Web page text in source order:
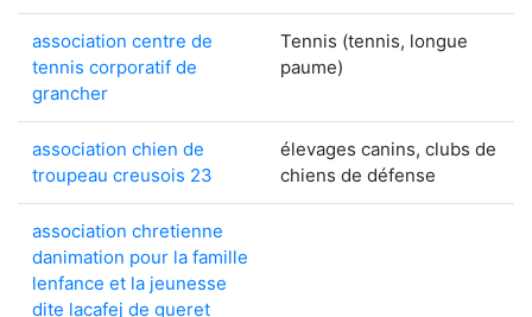
association centre de
tennis corporatif de
grancher
Tennis (tennis, longue
paume)
association chien de
troupeau creusois 23
élevages canins, clubs de
chiens de défense
association chretienne
danimation pour la famille
lenfance et la jeunesse
dite lacafej de gueret